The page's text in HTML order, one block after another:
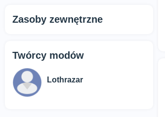
Zasoby zewnętrzne
Twórcy modów
Lothrazar